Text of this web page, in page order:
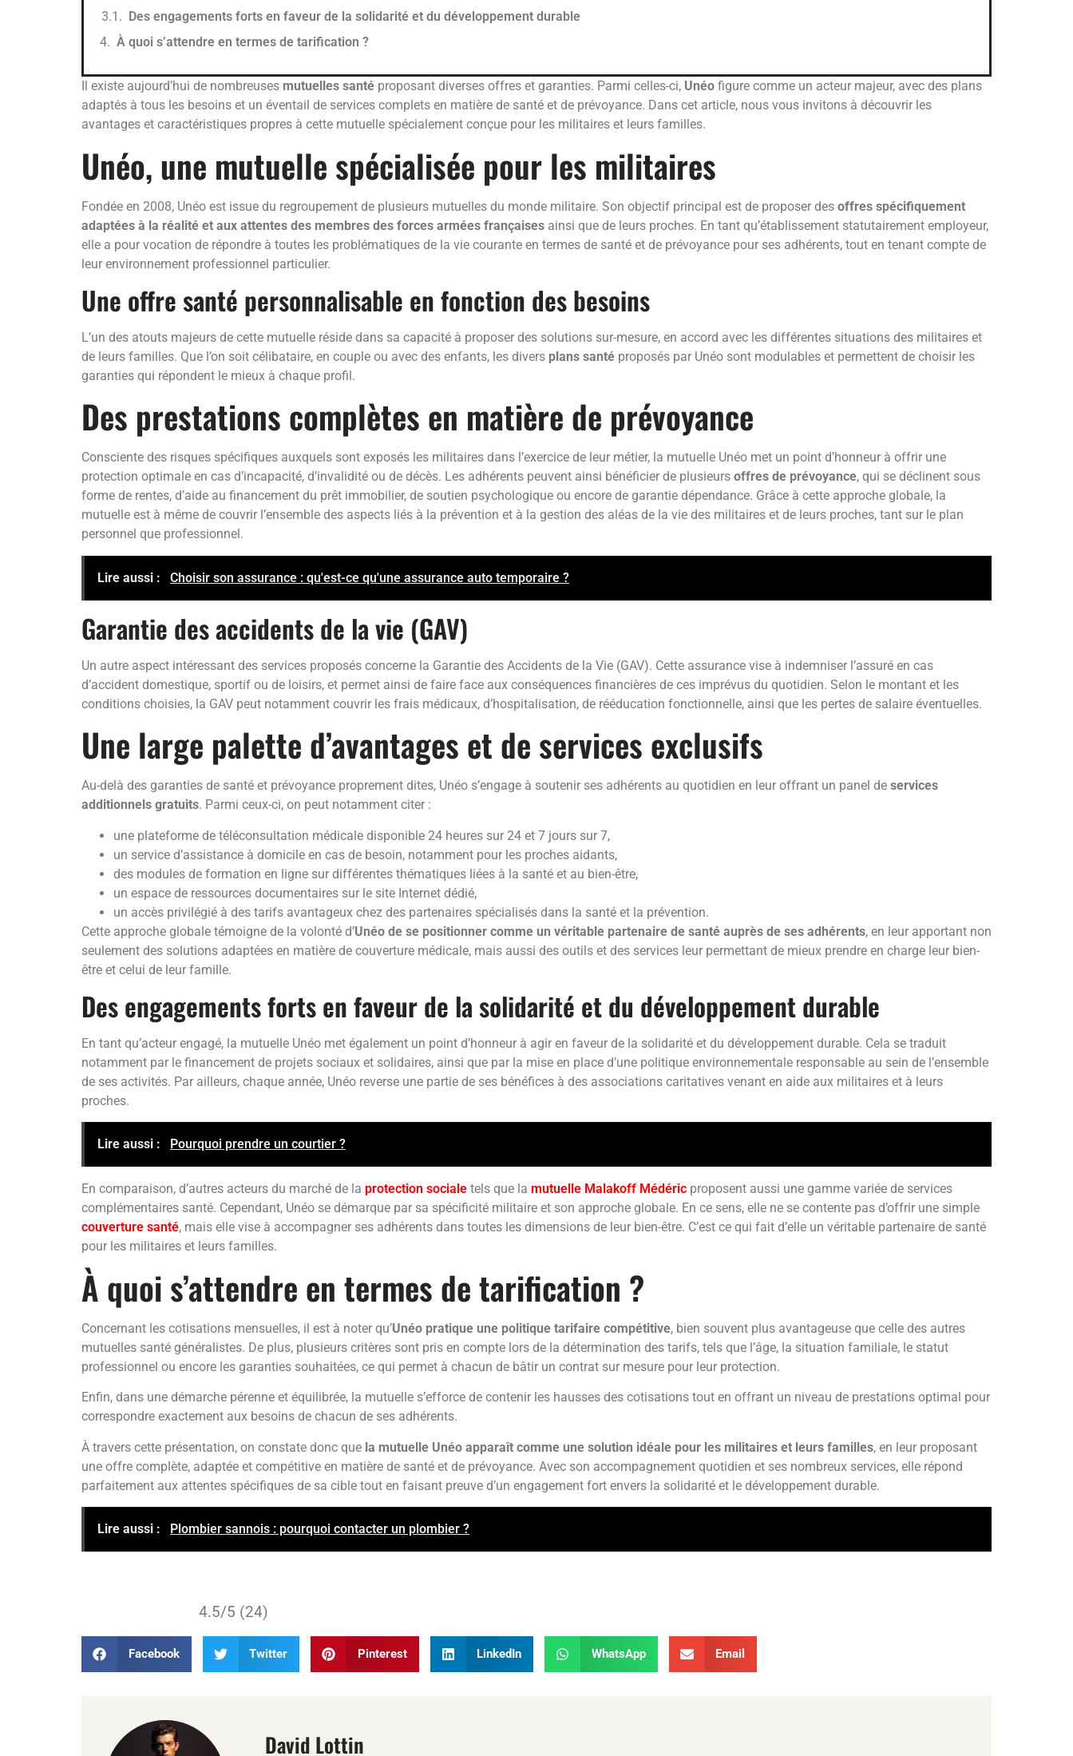
Des engagements forts en faveur de la solidarité et du développement durable
À quoi s’attendre en termes de tarification ?
Il existe aujourd’hui de nombreuses mutuelles santé proposant diverses offres et garanties. Parmi celles-ci, Unéo figure comme un acteur majeur, avec des plans
adaptés à tous les besoins et un éventail de services complets en matière de santé et de prévoyance. Dans cet article, nous vous invitons à découvrir les
avantages et caractéristiques propres à cette mutuelle spécialement conçue pour les militaires et leurs familles.
Unéo, une mutuelle spécialisée pour les militaires
Fondée en 2008, Unéo est issue du regroupement de plusieurs mutuelles du monde militaire. Son objectif principal est de proposer des offres spécifiquement
adaptées à la réalité et aux attentes des membres des forces armées françaises ainsi que de leurs proches. En tant qu’établissement statutairement employeur,
elle a pour vocation de répondre à toutes les problématiques de la vie courante en termes de santé et de prévoyance pour ses adhérents, tout en tenant compte de
leur environnement professionnel particulier.
Une offre santé personnalisable en fonction des besoins
L’un des atouts majeurs de cette mutuelle réside dans sa capacité à proposer des solutions sur-mesure, en accord avec les différentes situations des militaires et
de leurs familles. Que l’on soit célibataire, en couple ou avec des enfants, les divers plans santé proposés par Unéo sont modulables et permettent de choisir les
garanties qui répondent le mieux à chaque profil.
Des prestations complètes en matière de prévoyance
Consciente des risques spécifiques auxquels sont exposés les militaires dans l’exercice de leur métier, la mutuelle Unéo met un point d’honneur à offrir une
protection optimale en cas d’incapacité, d’invalidité ou de décès. Les adhérents peuvent ainsi bénéficier de plusieurs offres de prévoyance, qui se déclinent sous
forme de rentes, d’aide au financement du prêt immobilier, de soutien psychologique ou encore de garantie dépendance. Grâce à cette approche globale, la
mutuelle est à même de couvrir l’ensemble des aspects liés à la prévention et à la gestion des aléas de la vie des militaires et de leurs proches, tant sur le plan
personnel que professionnel.
Lire aussi : Choisir son assurance : qu'est-ce qu'une assurance auto temporaire ?
Garantie des accidents de la vie (GAV)
Un autre aspect intéressant des services proposés concerne la Garantie des Accidents de la Vie (GAV). Cette assurance vise à indemniser l’assuré en cas
d’accident domestique, sportif ou de loisirs, et permet ainsi de faire face aux conséquences financières de ces imprévus du quotidien. Selon le montant et les
conditions choisies, la GAV peut notamment couvrir les frais médicaux, d’hospitalisation, de rééducation fonctionnelle, ainsi que les pertes de salaire éventuelles.
Une large palette d’avantages et de services exclusifs
Au-delà des garanties de santé et prévoyance proprement dites, Unéo s’engage à soutenir ses adhérents au quotidien en leur offrant un panel de services
additionnels gratuits. Parmi ceux-ci, on peut notamment citer :
une plateforme de téléconsultation médicale disponible 24 heures sur 24 et 7 jours sur 7,
un service d’assistance à domicile en cas de besoin, notamment pour les proches aidants,
des modules de formation en ligne sur différentes thématiques liées à la santé et au bien-être,
un espace de ressources documentaires sur le site Internet dédié,
un accès privilégié à des tarifs avantageux chez des partenaires spécialisés dans la santé et la prévention.
Cette approche globale témoigne de la volonté d’Unéo de se positionner comme un véritable partenaire de santé auprès de ses adhérents, en leur apportant non
seulement des solutions adaptées en matière de couverture médicale, mais aussi des outils et des services leur permettant de mieux prendre en charge leur bien-
être et celui de leur famille.
Des engagements forts en faveur de la solidarité et du développement durable
En tant qu’acteur engagé, la mutuelle Unéo met également un point d’honneur à agir en faveur de la solidarité et du développement durable. Cela se traduit
notamment par le financement de projets sociaux et solidaires, ainsi que par la mise en place d’une politique environnementale responsable au sein de l’ensemble
de ses activités. Par ailleurs, chaque année, Unéo reverse une partie de ses bénéfices à des associations caritatives venant en aide aux militaires et à leurs
proches.
Lire aussi : Pourquoi prendre un courtier ?
En comparaison, d’autres acteurs du marché de la protection sociale tels que la mutuelle Malakoff Médéric proposent aussi une gamme variée de services
complémentaires santé. Cependant, Unéo se démarque par sa spécificité militaire et son approche globale. En ce sens, elle ne se contente pas d’offrir une simple
couverture santé, mais elle vise à accompagner ses adhérents dans toutes les dimensions de leur bien-être. C’est ce qui fait d’elle un véritable partenaire de santé
pour les militaires et leurs familles.
À quoi s’attendre en termes de tarification ?
Concernant les cotisations mensuelles, il est à noter qu’Unéo pratique une politique tarifaire compétitive, bien souvent plus avantageuse que celle des autres
mutuelles santé généralistes. De plus, plusieurs critères sont pris en compte lors de la détermination des tarifs, tels que l’âge, la situation familiale, le statut
professionnel ou encore les garanties souhaitées, ce qui permet à chacun de bâtir un contrat sur mesure pour leur protection.
Enfin, dans une démarche pérenne et équilibrée, la mutuelle s’efforce de contenir les hausses des cotisations tout en offrant un niveau de prestations optimal pour
correspondre exactement aux besoins de chacun de ses adhérents.
À travers cette présentation, on constate donc que la mutuelle Unéo apparaît comme une solution idéale pour les militaires et leurs familles, en leur proposant
une offre complète, adaptée et compétitive en matière de santé et de prévoyance. Avec son accompagnement quotidien et ses nombreux services, elle répond
parfaitement aux attentes spécifiques de sa cible tout en faisant preuve d’un engagement fort envers la solidarité et le développement durable.
Lire aussi : Plombier sannois : pourquoi contacter un plombier ?
4.5/5 (24)
Facebook Twitter Pinterest LinkedIn WhatsApp Email
David Lottin